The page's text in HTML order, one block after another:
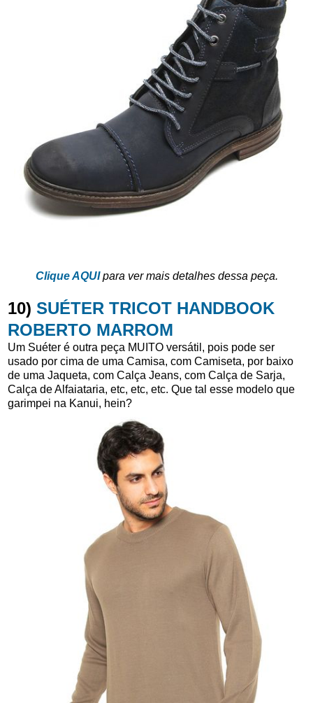
Clique AQUIpara ver mais detalhes dessa peça.
10) SUÉTER TRICOT HANDBOOK
ROBERTO MARROM
Um Suéter é outra peça MUITO versátil, pois pode ser
usado por cima de uma Camisa, com Camiseta, por baixo
de uma Jaqueta, com Calça Jeans, com Calça de Sarja,
Calça de Alfaiataria, etc, etc, etc. Que tal esse modelo que
garimpei na Kanui, hein?